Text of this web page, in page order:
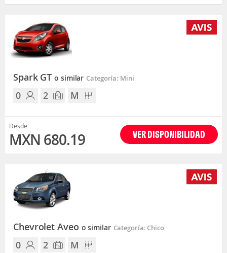
Spark GTo similar Categoría: Mini
0 2 M
Desde
MXN 680.19 VER DISPONIBILIDAD
Chevrolet Aveo o similar Categoría: Chico
0 2 M